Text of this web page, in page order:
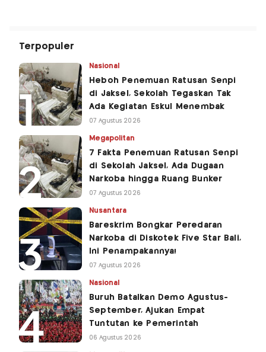
Terpopuler
Nasional
Heboh Penemuan Ratusan Senpi
di Jaksel, Sekolah Tegaskan Tak
Ada Kegiatan Eskul Menembak
07 Agustus 2026
Megapolitan
7 Fakta Penemuan Ratusan Senpi
di Sekolah Jaksel, Ada Dugaan
Narkoba hingga Ruang Bunker
07 Agustus 2026
Nusantara
Bareskrim Bongkar Peredaran
Narkoba di Diskotek Five Star Bali,
Ini Penampakannya!
07 Agustus 2026
Nasional
Buruh Batalkan Demo Agustus-
September, Ajukan Empat
Tuntutan ke Pemerintah
06 Agustus 2026